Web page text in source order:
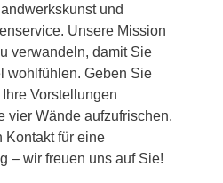
und
Unsere Mission
verwandeln, damit Sie
wohlfühlen. Geben Sie
Vorstellungen
vier Wände aufzufrischen.
Kontakt für eine
– wir freuen uns auf Sie!